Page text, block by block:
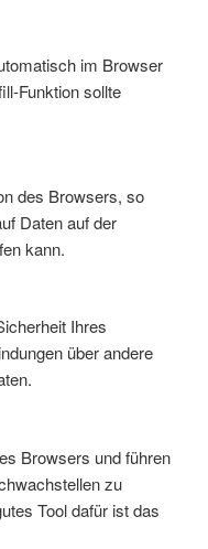
im Browser
Funktion sollte
des Browsers, so
Daten auf der
kann.
Ihres
über andere
Browsers und führen
zu
Tool dafür ist das